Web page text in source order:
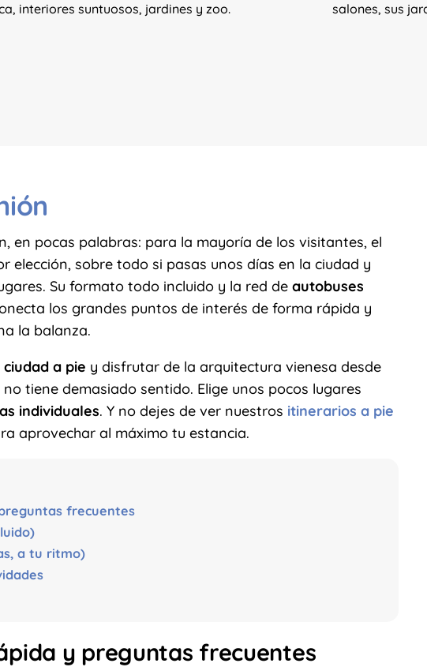
interiores suntuosos, jardines y zoo.
salones, sus
en pocas palabras: para la mayoría de los visitantes, el
elección, sobre todo si pasas unos días en la ciudad y
Su formato todo incluido y la red deautobuses
los grandes puntos de interés de forma rápida y
la balanza.
a pie y disfrutar de la arquitectura vienesa desde
tiene demasiado sentido. Elige unos pocos lugares
individuales. Y no dejes de ver nuestros itinerarios a pie
aprovechar al máximo tu estancia.
frecuentes
a tu ritmo)
y preguntas frecuentes